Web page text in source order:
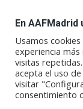
En
Usamos
experiencia
visitas
acepta el uso
visitar
consentimiento